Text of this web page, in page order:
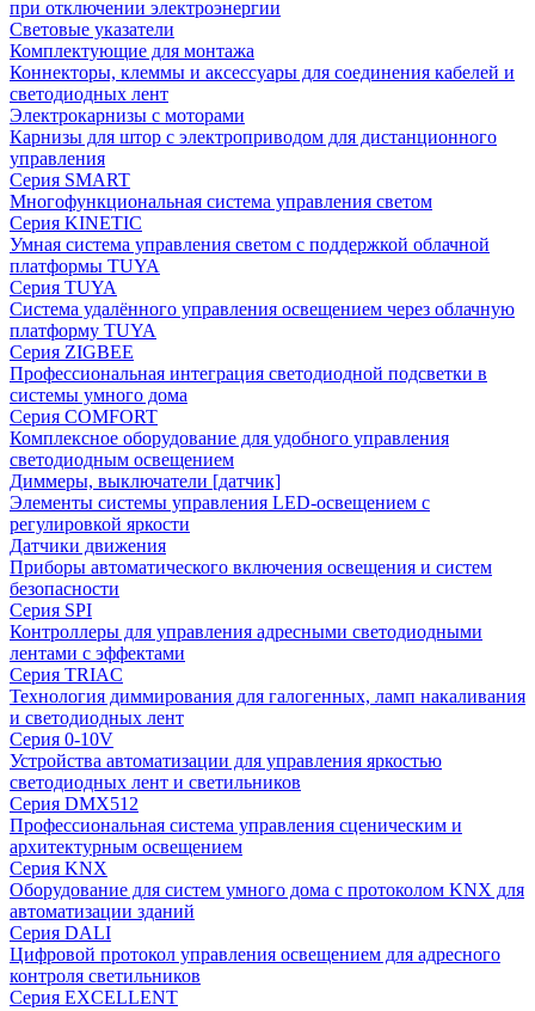
при отключении электроэнергии
Световые указатели
Комплектующие для монтажа
Коннекторы, клеммы и аксессуары для соединения кабелей и
светодиодных лент
Электрокарнизы с моторами
Карнизы для штор с электроприводом для дистанционного
управления
Серия SMART
Многофункциональная система управления светом
Серия KINETIC
Умная система управления светом с поддержкой облачной
платформы TUYA
Серия TUYA
Система удалённого управления освещением через облачную
платформу TUYA
Серия ZIGBEE
Профессиональная интеграция светодиодной подсветки в
системы умного дома
Серия COMFORT
Комплексное оборудование для удобного управления
светодиодным освещением
Диммеры, выключатели [датчик]
Элементы системы управления LED-освещением с
регулировкой яркости
Датчики движения
Приборы автоматического включения освещения и систем
безопасности
Серия SPI
Контроллеры для управления адресными светодиодными
лентами с эффектами
Серия TRIAC
Технология диммирования для галогенных, ламп накаливания
и светодиодных лент
Серия 0-10V
Устройства автоматизации для управления яркостью
светодиодных лент и светильников
Серия DMX512
Профессиональная система управления сценическим и
архитектурным освещением
Серия KNX
Оборудование для систем умного дома с протоколом KNX для
автоматизации зданий
Серия DALI
Цифровой протокол управления освещением для адресного
контроля светильников
Серия EXCELLENT